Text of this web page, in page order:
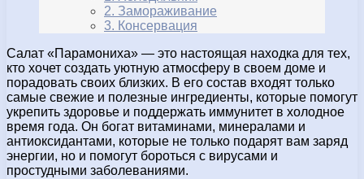
2. Замораживание
3. Консервация
Салат «Парамониха» — это настоящая находка для тех,
кто хочет создать уютную атмосферу в своем доме и
порадовать своих близких. В его состав входят только
самые свежие и полезные ингредиенты, которые помогут
укрепить здоровье и поддержать иммунитет в холодное
время года. Он богат витаминами, минералами и
антиоксидантами, которые не только подарят вам заряд
энергии, но и помогут бороться с вирусами и
простудными заболеваниями.